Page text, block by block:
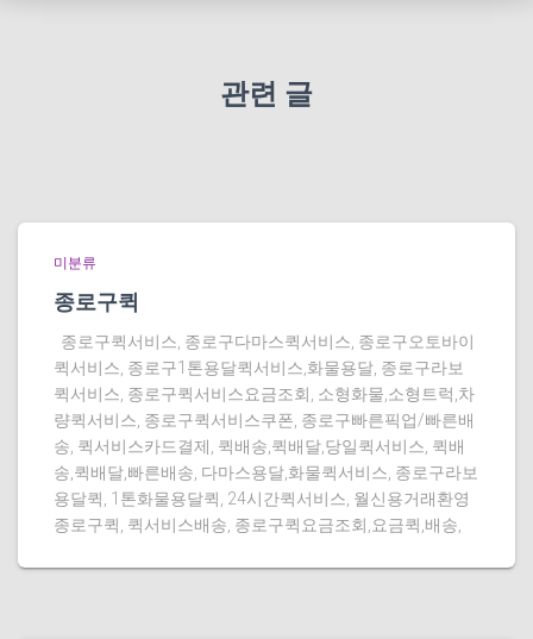
관련 글
미분류
종로구퀵
종로구퀵서비스, 종로구다마스퀵서비스, 종로구오토바이
퀵서비스, 종로구1톤용달퀵서비스,화물용달, 종로구라보
퀵서비스, 종로구퀵서비스요금조회, 소형화물,소형트럭,차
량퀵서비스, 종로구퀵서비스쿠폰, 종로구빠른픽업/빠른배
송, 퀵서비스카드결제, 퀵배송,퀵배달,당일퀵서비스, 퀵배
송,퀵배달,빠른배송, 다마스용달,화물퀵서비스, 종로구라보
용달퀵, 1톤화물용달퀵, 24시간퀵서비스, 월신용거래환영
종로구퀵, 퀵서비스배송, 종로구퀵요금조회,요금퀵,배송,